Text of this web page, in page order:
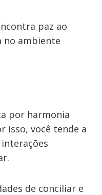
paz ao
no ambiente
por harmonia
isso, você tende a
de conciliar e